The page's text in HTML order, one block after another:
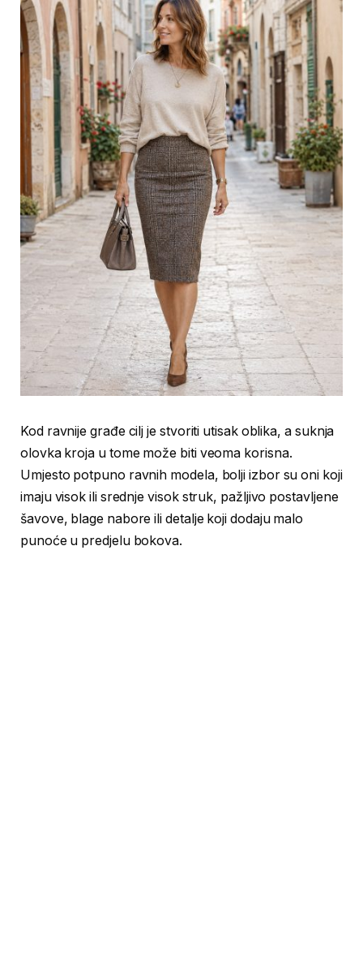
Kod ravnije građe cilj je stvoriti utisak oblika, a suknja
olovka kroja u tome može biti veoma korisna.
Umjesto potpuno ravnih modela, bolji izbor su oni koji
imaju visok ili srednje visok struk, pažljivo postavljene
šavove, blage nabore ili detalje koji dodaju malo
punoće u predjelu bokova.